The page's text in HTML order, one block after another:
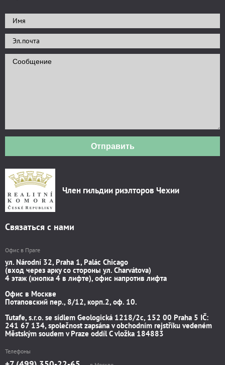
Отправить
Член гильдии риэлторов Чехии
Связаться с нами
Офис в Праге
ул. Národní 32, Praha 1, Palác Chicago
(вход через арку со стороны ул. Charvátova)
4 этаж (кнопка 4 в лифте), офис напротив лифта
Офис в Москве
Потаповский пер., 8/12, корп.2, оф. 10.
Tutafe, s.r.o. se sídlem Geologická 1218/2c, 152 00 Praha 5 IČ:
241 67 134, společnost zapsána v obchodním rejstříku vedeném
Městským soudem v Praze oddíl C vložka 184883
Телефоны